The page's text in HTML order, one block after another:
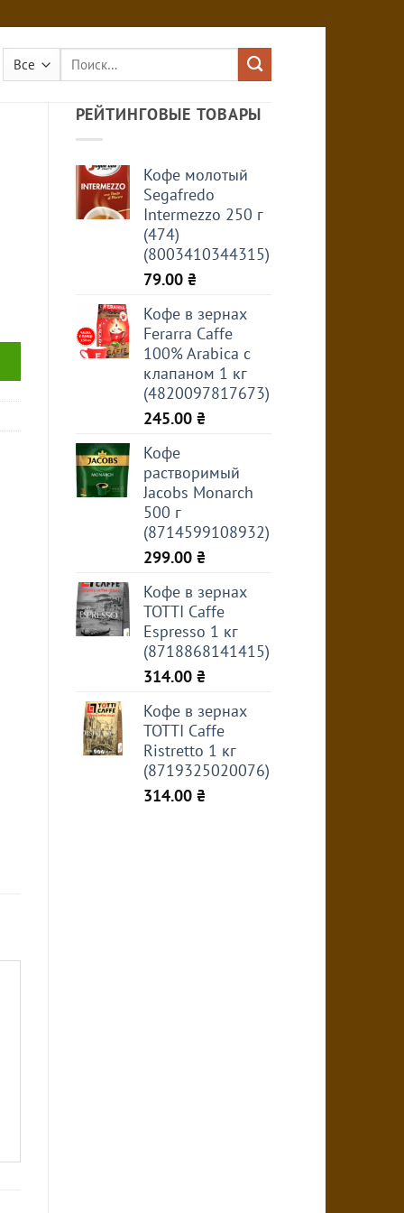
Искать:
РЕЙТИНГОВЫЕ ТОВАРЫ
Кофе молотый
Segafredo
Intermezzo 250 г
(474)
(8003410344315)
79.00 ₴
Кофе в зернах
Ferarra Caffe
100% Arabica с
клапаном 1 кг
(4820097817673)
245.00 ₴
Кофе
растворимый
Jacobs Monarch
500 г
(8714599108932)
299.00 ₴
Кофе в зернах
TOTTI Caffe
Espresso 1 кг
(8718868141415)
314.00 ₴
Кофе в зернах
TOTTI Caffe
Ristretto 1 кг
(8719325020076)
314.00 ₴